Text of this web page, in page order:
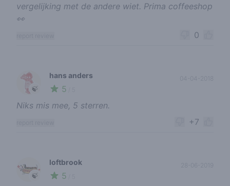
vergelijking met de andere wiet. Prima coffeeshop
👀
0
🍃
hans anders
5
Niks mis mee, 5 sterren.
+7
🍃
loftbrook
5